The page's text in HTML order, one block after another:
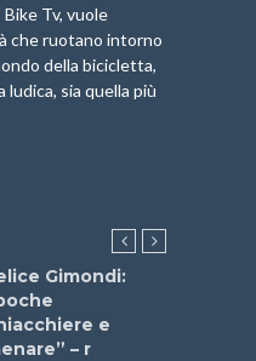
Tv, vuole
che ruotano intorno
della bicicletta,
ludica, sia quella più
Gimondi:
e
– r